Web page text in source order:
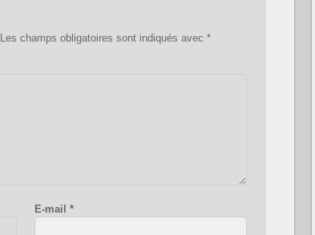
Les champs obligatoires sont indiqués avec *
E-mail*